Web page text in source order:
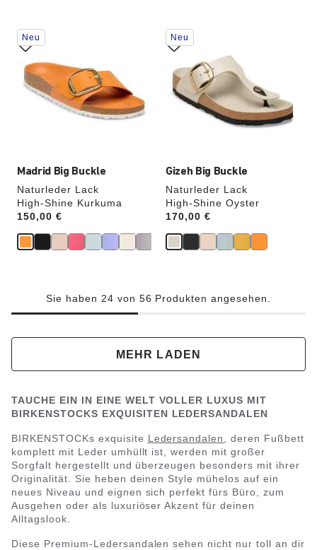
Madrid Big Buckle
Naturleder Lack
High-Shine Kurkuma
Price:
150,00 €
Durch
Anklicken
der
Farben
werden
Produktbilder
Neu
Gizeh Big Buckle
Naturleder Lack
High-Shine Oyster
Price:
170,00 €
Durch
Anklicken
der
Farben
werden
die
Produktbilder
aktualisiert.
Neu
Sie haben 24 von 56 Produkten angesehen.
MEHR LADEN
TAUCHE EIN IN EINE WELT VOLLER LUXUS MIT
BIRKENSTOCKS EXQUISITEN LEDERSANDALEN
BIRKENSTOCKs exquisite Ledersandalen
, deren Fußbett
komplett mit Leder umhüllt ist, werden mit großer
Sorgfalt hergestellt und überzeugen besonders mit ihrer
Originalität. Sie heben deinen Style mühelos auf ein
neues Niveau und eignen sich perfekt fürs Büro, zum
Ausgehen oder als luxuriöser Akzent für deinen
Alltagslook.
Diese Premium-Ledersandalen sehen nicht nur toll an dir